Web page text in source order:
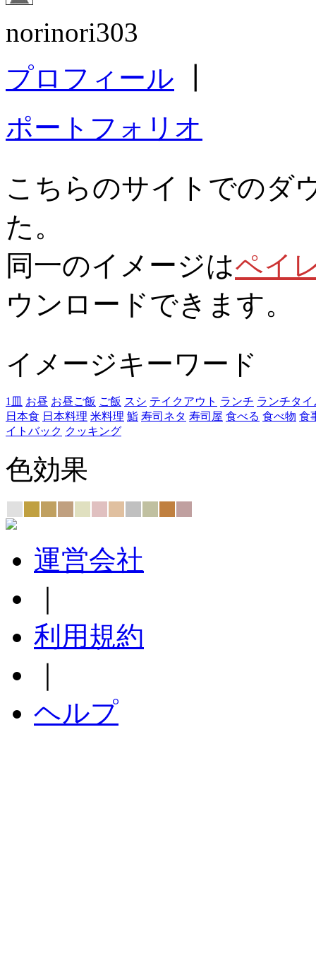
norinori303
プロフィール
ポートフォリオ
こちらのサイトでのダ
た。
同一のイメージはペイ
ウンロードできます。
イメージキーワード
1皿 お昼 お昼ご飯 ご飯 スシ テイクアウト ランチ ランチタイ
日本食 日本料理 米料理 鮨 寿司ネタ 寿司屋 食べる 食べ物 食
イトバック クッキング
色効果
運営会社
利用規約
ヘルプ